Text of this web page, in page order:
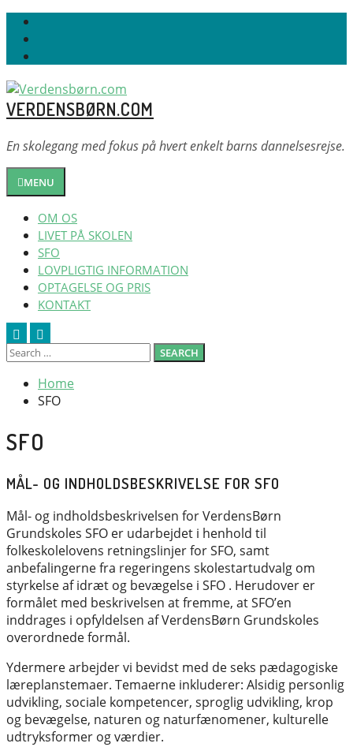
Skip
content
VERDENSBØRN.COM
En skolegang med fokus på hvert enkelt barns dannelsesrejse.
MENU
OM OS
LIVET PÅ SKOLEN
SFO
LOVPLIGTIG INFORMATION
OPTAGELSE OG PRIS
KONTAKT
Search
Close
Search
SEARCH
Home
SFO
SFO
MÅL- OG INDHOLDSBESKRIVELSE FOR SFO
Mål- og indholdsbeskrivelsen for VerdensBørn
Grundskoles SFO er udarbejdet i henhold til
folkeskolelovens retningslinjer for SFO, samt
anbefalingerne fra regeringens skolestartudvalg om
styrkelse af idræt og bevægelse i SFO . Herudover er
formålet med beskrivelsen at fremme, at SFO’en
inddrages i opfyldelsen af VerdensBørn Grundskoles
overordnede formål.
Ydermere arbejder vi bevidst med de seks pædagogiske
læreplanstemaer. Temaerne inkluderer: Alsidig personlig
udvikling, sociale kompetencer, sproglig udvikling, krop
og bevægelse, naturen og naturfænomener, kulturelle
udtryksformer og værdier.